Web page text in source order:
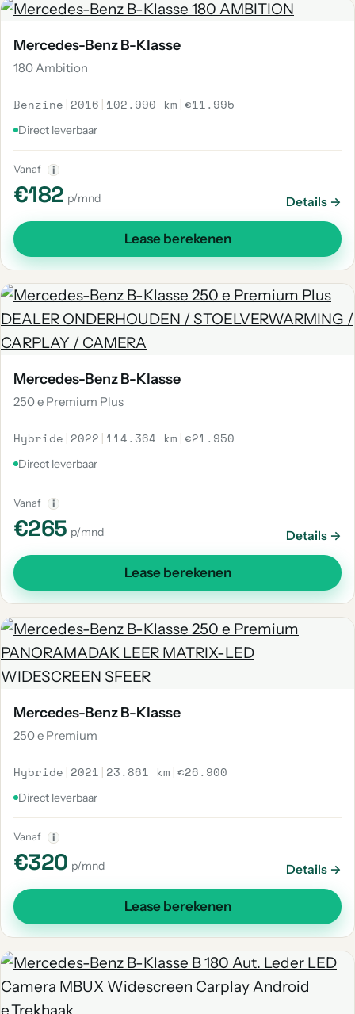
Mercedes-Benz B-Klasse
180 Ambition
Benzine | 2016 | 102.990 km |€11.995
Direct leverbaar
Vanaf i
€182 p/mnd Details →
Lease berekenen
Mercedes-Benz B-Klasse
250 e Premium Plus
Hybride | 2022 | 114.364 km |€21.950
Direct leverbaar
Vanaf i
€265 p/mnd Details →
Lease berekenen
Mercedes-Benz B-Klasse
250 e Premium
Hybride | 2021 | 23.861 km |€26.900
Direct leverbaar
Vanaf i
€320 p/mnd Details →
Lease berekenen